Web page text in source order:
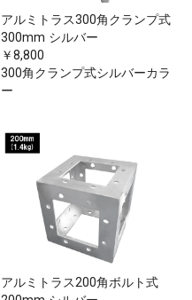
アルミトラス300角クランプ式
300mm シルバー
￥8,800
300角クランプ式シルバーカラ
ー
アルミトラス200角ボルト式